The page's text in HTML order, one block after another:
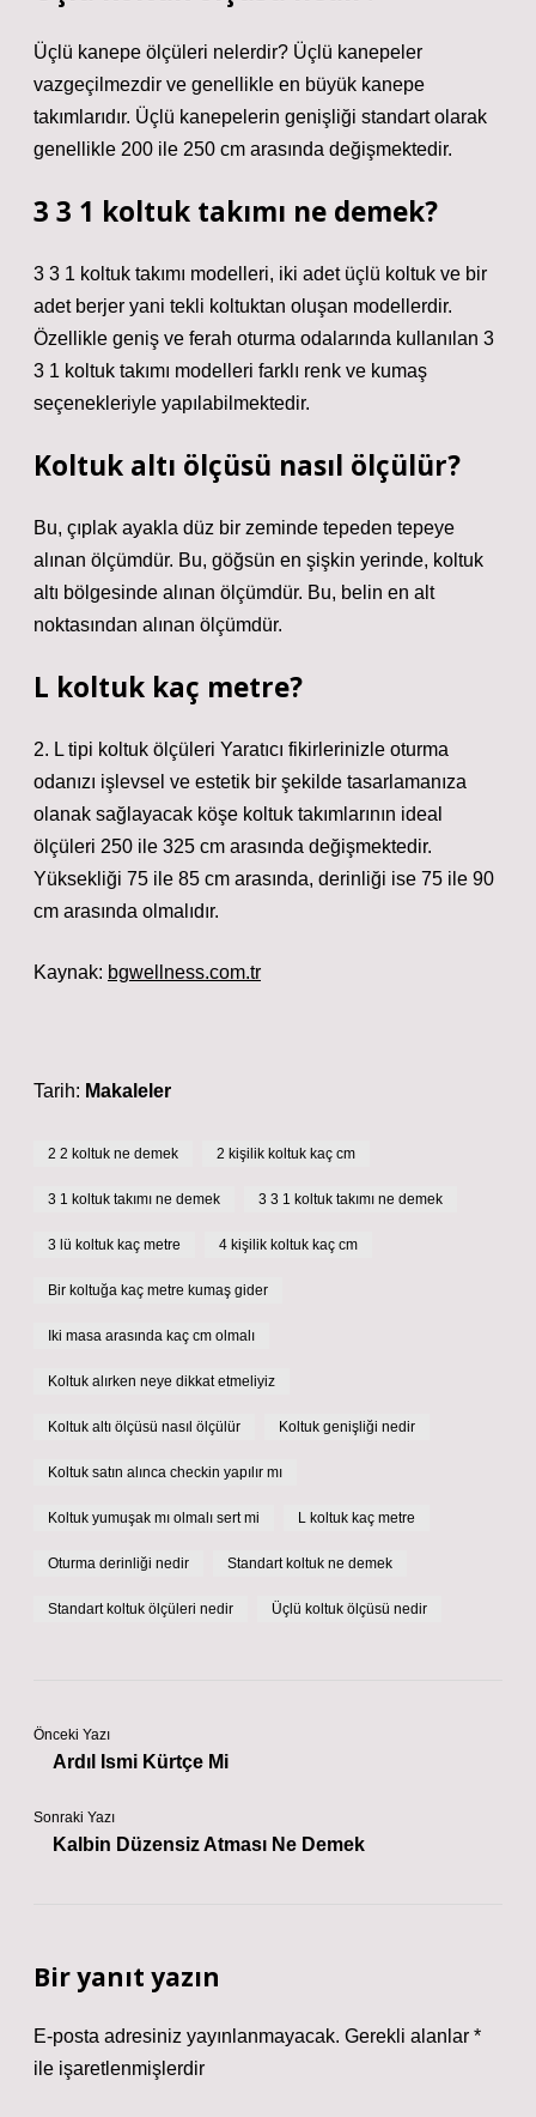
Üçlü kanepe ölçüleri nelerdir? Üçlü kanepeler
vazgeçilmezdir ve genellikle en büyük kanepe
takımlarıdır. Üçlü kanepelerin genişliği standart olarak
genellikle 200 ile 250 cm arasında değişmektedir.
3 3 1 koltuk takımı ne demek?
3 3 1 koltuk takımı modelleri, iki adet üçlü koltuk ve bir
adet berjer yani tekli koltuktan oluşan modellerdir.
Özellikle geniş ve ferah oturma odalarında kullanılan 3
3 1 koltuk takımı modelleri farklı renk ve kumaş
seçenekleriyle yapılabilmektedir.
Koltuk altı ölçüsü nasıl ölçülür?
Bu, çıplak ayakla düz bir zeminde tepeden tepeye
alınan ölçümdür. Bu, göğsün en şişkin yerinde, koltuk
altı bölgesinde alınan ölçümdür. Bu, belin en alt
noktasından alınan ölçümdür.
L koltuk kaç metre?
2. L tipi koltuk ölçüleri Yaratıcı fikirlerinizle oturma
odanızı işlevsel ve estetik bir şekilde tasarlamanıza
olanak sağlayacak köşe koltuk takımlarının ideal
ölçüleri 250 ile 325 cm arasında değişmektedir.
Yüksekliği 75 ile 85 cm arasında, derinliği ise 75 ile 90
cm arasında olmalıdır.
Kaynak: bgwellness.com.tr
Tarih: Makaleler
2 2 koltuk ne demek 2 kişilik koltuk kaç cm
3 1 koltuk takımı ne demek 3 3 1 koltuk takımı ne demek
3 lü koltuk kaç metre 4 kişilik koltuk kaç cm
Bir koltuğa kaç metre kumaş gider
Iki masa arasında kaç cm olmalı
Koltuk alırken neye dikkat etmeliyiz
Koltuk altı ölçüsü nasıl ölçülür Koltuk genişliği nedir
Koltuk satın alınca checkin yapılır mı
Koltuk yumuşak mı olmalı sert mi L koltuk kaç metre
Oturma derinliği nedir Standart koltuk ne demek
Standart koltuk ölçüleri nedir Üçlü koltuk ölçüsü nedir
Önceki Yazı
Ardıl Ismi Kürtçe Mi
Sonraki Yazı
Kalbin Düzensiz Atması Ne Demek
Bir yanıt yazın
E-posta adresiniz yayınlanmayacak. Gerekli alanlar *
ile işaretlenmişlerdir